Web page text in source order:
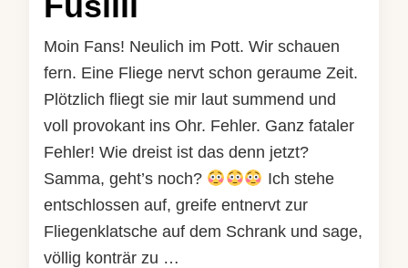
Moin Fans! Neulich im Pott. Wir schauen
fern. Eine Fliege nervt schon geraume Zeit.
Plötzlich fliegt sie mir laut summend und
voll provokant ins Ohr. Fehler. Ganz fataler
Fehler! Wie dreist ist das denn jetzt?
Samma, geht’s noch?
Ich stehe
entschlossen auf, greife entnervt zur
Fliegenklatsche auf dem Schrank und sage,
völlig konträr zu …